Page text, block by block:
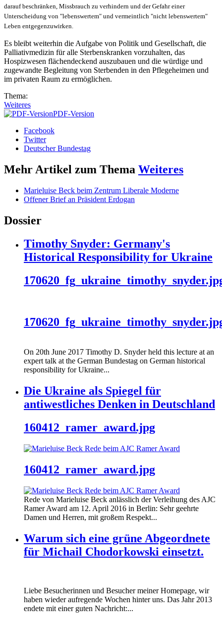
darauf beschränken, Missbrauch zu verhindern und der Gefahr einer
Unterscheidung von "lebenswertem" und vermeintlich "nicht lebenswertem"
Leben entgegenzuwirken.
Es bleibt weiterhin die Aufgabe von Politik und Gesellschaft, die
Palliativmedizin für alle Sterbenskranken vorzuhalten, das
Hospizwesen flächendeckend auszubauen und die würdige und
zugewandte Begleitung von Sterbenden in den Pflegeheimen und
im privaten Raum zu ermöglichen.
Thema:
Weiteres
PDF-Version
Facebook
Twitter
Deutscher Bundestag
Mehr Artikel zum Thema Weiteres
Marieluise Beck beim Zentrum Liberale Moderne
Offener Brief an Präsident Erdogan
Dossier
Timothy Snyder: Germany's
Historical Responsibility for Ukraine
On 20th June 2017 Timothy D. Snyder held this lecture at an
expert talk at the German Bundestag on German historical
responsibility for Ukraine...
Die Ukraine als Spiegel für
antiwestliches Denken in Deutschland
160412_ramer_award.jpg
160412_ramer_award.jpg
Rede von Marieluise Beck anlässlich der Verleihung des AJC
Ramer Award am 12. April 2016 in Berlin: Sehr geehrte
Damen und Herren, mit großem Respekt...
Warum sich eine grüne Abgeordnete
für Michail Chodorkowski einsetzt.
Liebe Besucherinnen und Besucher meiner Homepage, wir
haben wieder aufregende Wochen hinter uns. Das Jahr 2013
endete mit einer guten Nachricht:...